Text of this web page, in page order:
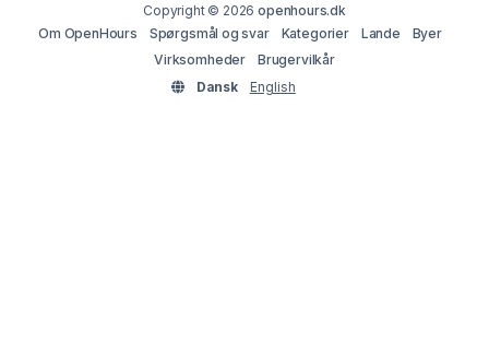
Copyright © 2026openhours.dk
Om OpenHours
Spørgsmål og svar Kategorier Lande
Byer
Virksomheder
Brugervilkår
Dansk
English